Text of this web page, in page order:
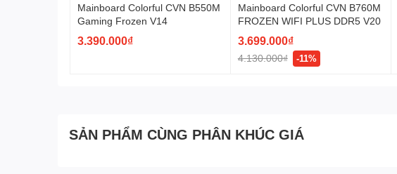
Mainboard Colorful CVN B550M
Gaming Frozen V14
3.390.000₫
Mainboard Colorful CVN B760M
FROZEN WIFI PLUS DDR5 V20
3.699.000₫
4.130.000₫ -11%
SẢN PHẨM CÙNG PHÂN KHÚC GIÁ